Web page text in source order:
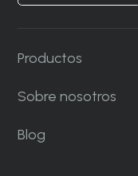
Productos
Sobre nosotros
Blog